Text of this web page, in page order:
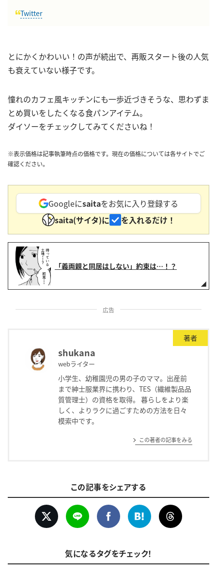
Twitter
とにかくかわいい！の声が続出で、再販スタート後の人気
も衰えていない様子です。
憧れのカフェ風キッチンにも一歩近づきそうな、思わずま
とめ買いをしたくなる食パンアイテム。
ダイソーをチェックしてみてくださいね！
※表示価格は記事執筆時点の価格です。現在の価格については各サイトでご
確認ください。
Googleにsaitaをお気に入り登録する
saita(サイタ)に
を入れるだけ！
「義両親と同居はしない」約束は…！？
広告
著者
shukana
webライター
小学生、幼稚園児の男の子のママ。出産前
まで紳士服業界に携わり、TES（繊維製品品
質管理士）の資格を取得。 暮らしをより楽
しく、よりラクに過ごすための方法を日々
模索中です。
この著者の記事をみる
この記事をシェアする
気になるタグをチェック！